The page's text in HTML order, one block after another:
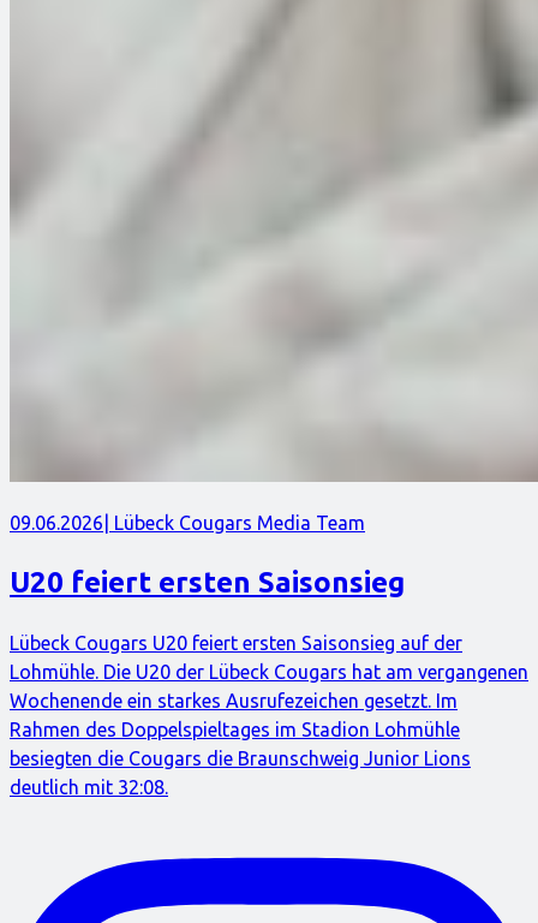
09.06.2026 | Lübeck Cougars Media Team
U20 feiert ersten Saisonsieg
Lübeck Cougars U20 feiert ersten Saisonsieg auf der
Lohmühle. Die U20 der Lübeck Cougars hat am vergangenen
Wochenende ein starkes Ausrufezeichen gesetzt. Im
Rahmen des Doppelspieltages im Stadion Lohmühle
besiegten die Cougars die Braunschweig Junior Lions
deutlich mit 32:08.